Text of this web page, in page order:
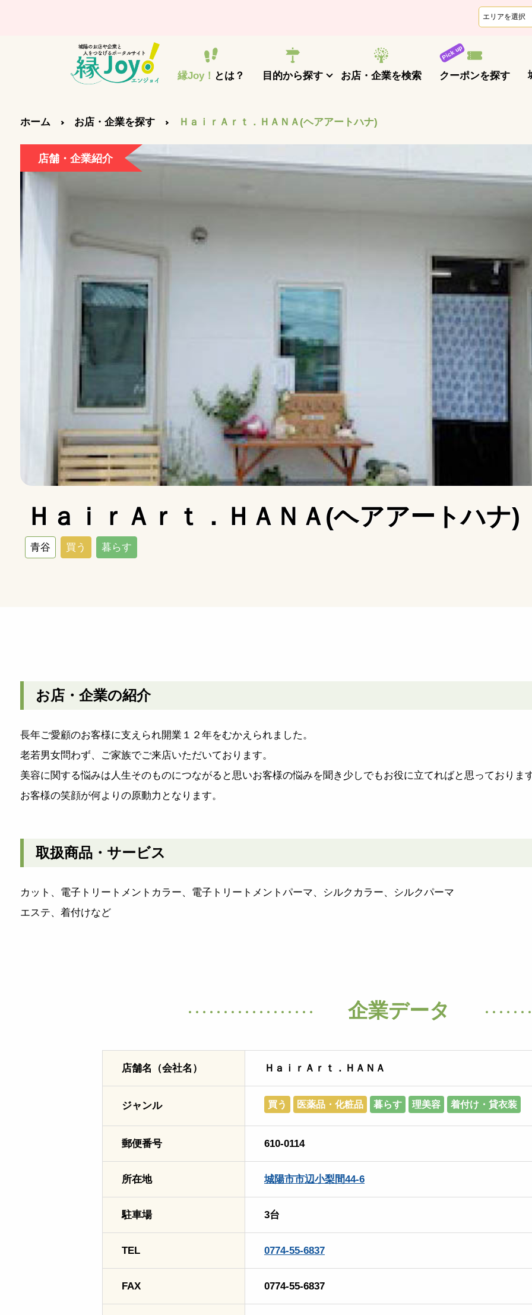
縁Joy！ とは？ 目的から探す お店・企業を検索 クーポンを探す
ホーム お店・企業を探す ＨａｉｒＡｒｔ．ＨＡＮＡ(ヘアアートハナ)
店舗・企業紹介
ＨａｉｒＡｒｔ．ＨＡＮＡ(ヘアアートハナ)
青谷 買う 暮らす
お店・企業の紹介
長年ご愛顧のお客様に支えられ開業１２年をむかえられました。
老若男女問わず、ご家族でご来店いただいております。
美容に関する悩みは人生そのものにつながると思いお客様の悩みを聞き少しでもお役に立てればと思っておりま
お客様の笑顔が何よりの原動力となります。
取扱商品・サービス
カット、電子トリートメントカラー、電子トリートメントパーマ、シルクカラー、シルクパーマ
エステ、着付けなど
企業データ
店舗名（会社名） ＨａｉｒＡｒｔ．ＨＡＮＡ
ジャンル 買う 医薬品・化粧品 暮らす 理美容 着付け・貸衣装
郵便番号 610-0114
所在地 城陽市市辺小梨間44-6
駐車場 3台
TEL 0774-55-6837
FAX 0774-55-6837